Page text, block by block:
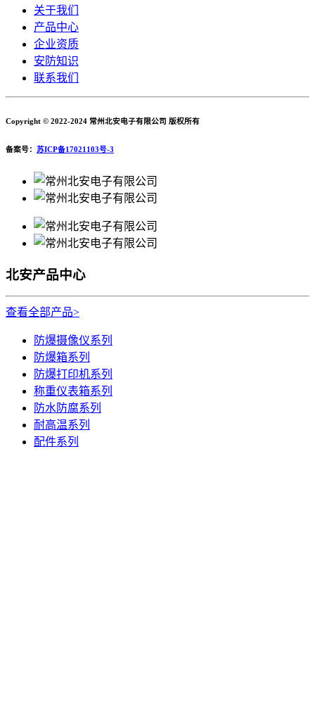
关于我们
产品中心
企业资质
安防知识
联系我们
Copyright © 2022-2024 常州北安电子有限公司 版权所有
备案号： 苏ICP备17021103号-3
北安产品中心
查看全部产品>
防爆摄像仪系列
防爆箱系列
防爆打印机系列
称重仪表箱系列
防水防腐系列
耐高温系列
配件系列